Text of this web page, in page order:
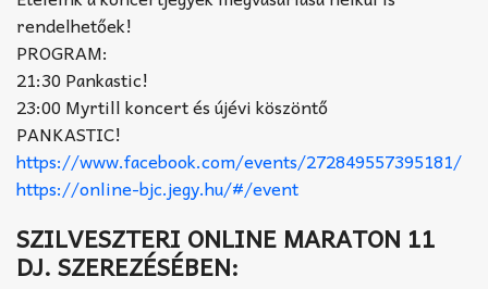
rendelhetőek!
PROGRAM:
21:30 Pankastic!
23:00 Myrtill koncert és újévi köszöntő
PANKASTIC!
https://www.facebook.com/events/272849557395181/
https://online-bjc.jegy.hu/#/event
SZILVESZTERI ONLINE MARATON 11
DJ. SZEREZÉSÉBEN: